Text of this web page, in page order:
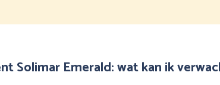
Solimar Emerald: wat kan ik